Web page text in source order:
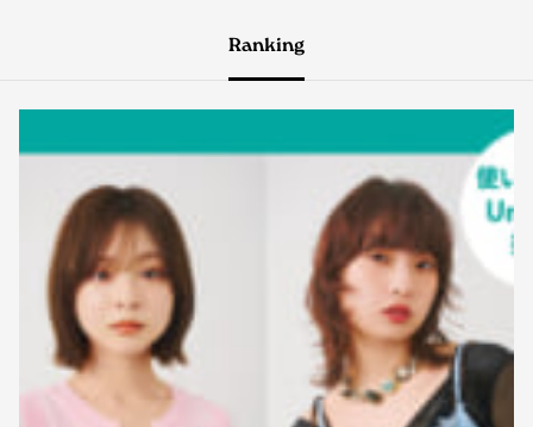
Ranking